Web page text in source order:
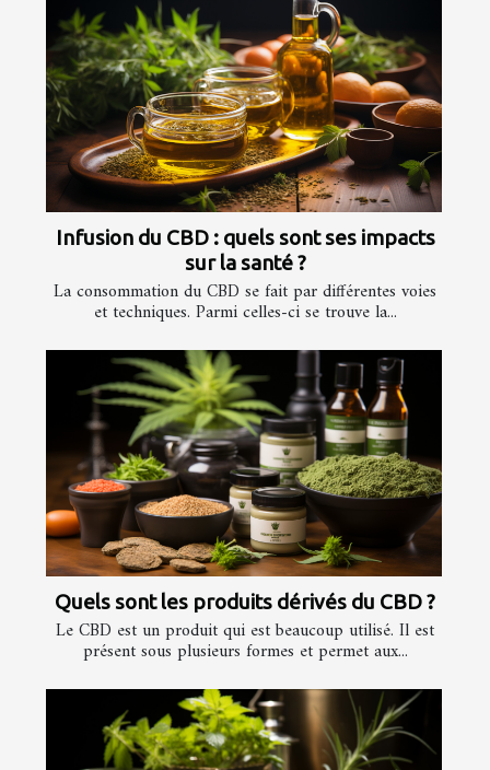
Infusion du CBD : quels sont ses impacts
sur la santé ?
La consommation du CBD se fait par différentes voies
et techniques. Parmi celles-ci se trouve la...
Quels sont les produits dérivés du CBD ?
Le CBD est un produit qui est beaucoup utilisé. Il est
présent sous plusieurs formes et permet aux...